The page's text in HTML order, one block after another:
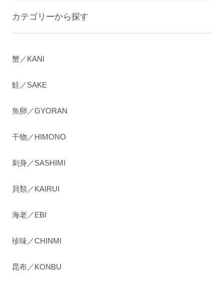
カテゴリーから探す
蟹／KANI
鮭／SAKE
魚卵／GYORAN
干物／HIMONO
刺身／SASHIMI
貝類／KAIRUI
海老／EBI
珍味／CHINMI
昆布／KONBU